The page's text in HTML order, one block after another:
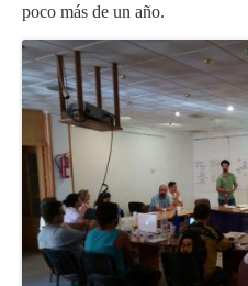
poco más de un año.